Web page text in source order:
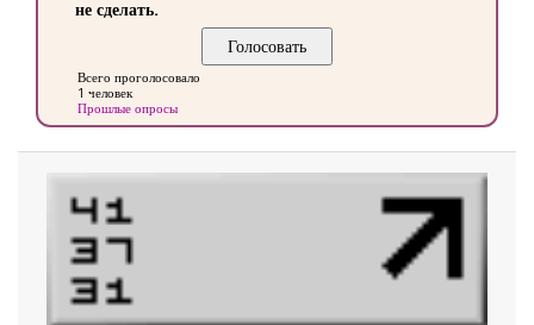
не сделать.
Всего проголосовало
1 человек
Прошлые опросы